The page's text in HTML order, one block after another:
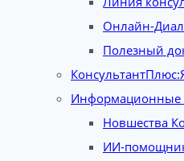
Онлайн-
Полезный
Информационные
Новшества
ИИ-